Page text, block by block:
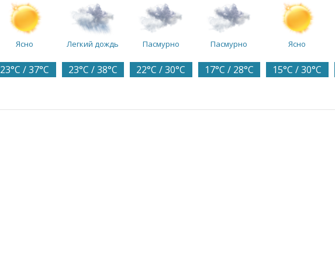
Ясно
23°C / 37°C
Легкий дождь
23°C / 38°C
Пасмурно
22°C / 30°C
Пасмурно
17°C / 28°C
Ясно
15°C / 30°C